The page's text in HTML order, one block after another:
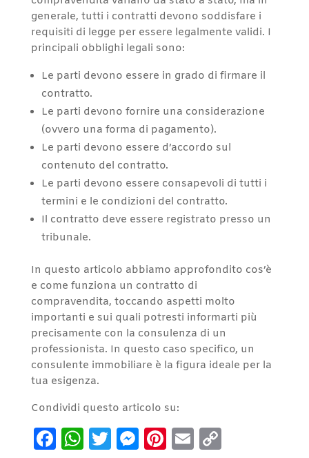
generale, tutti i contratti devono soddisfare i
requisiti di legge per essere legalmente validi. I
principali obblighi legali sono:
Le parti devono essere in grado di firmare il
contratto.
Le parti devono fornire una considerazione
(ovvero una forma di pagamento).
Le parti devono essere d’accordo sul
contenuto del contratto.
Le parti devono essere consapevoli di tutti i
termini e le condizioni del contratto.
Il contratto deve essere registrato presso un
tribunale.
In questo articolo abbiamo approfondito cos’è
e come funziona un contratto di
compravendita, toccando aspetti molto
importanti e sui quali potresti informarti più
precisamente con la consulenza di un
professionista. In questo caso specifico, un
consulente immobiliare è la figura ideale per la
tua esigenza.
Condividi questo articolo su:
Facebook
WhatsApp
Twitter
Messenger
Pinterest
EmailCopy